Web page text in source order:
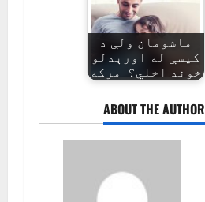
ماشومان ولې د
کیسې له اورېدلو
خوند اخلي؟ مرکه
ABOUT THE AUTHOR